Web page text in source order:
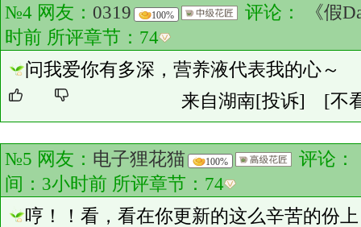
№4 网友： 0319 100% 评论：
《假
时前 所评章节： 74
问我爱你有多深，营养液代表我的心～
来自湖南[投诉] [不
№5 网友： 电子狸花猫 100% 评论：
间：3小时前 所评章节： 74
哼！！看，看在你更新的这么辛苦的份